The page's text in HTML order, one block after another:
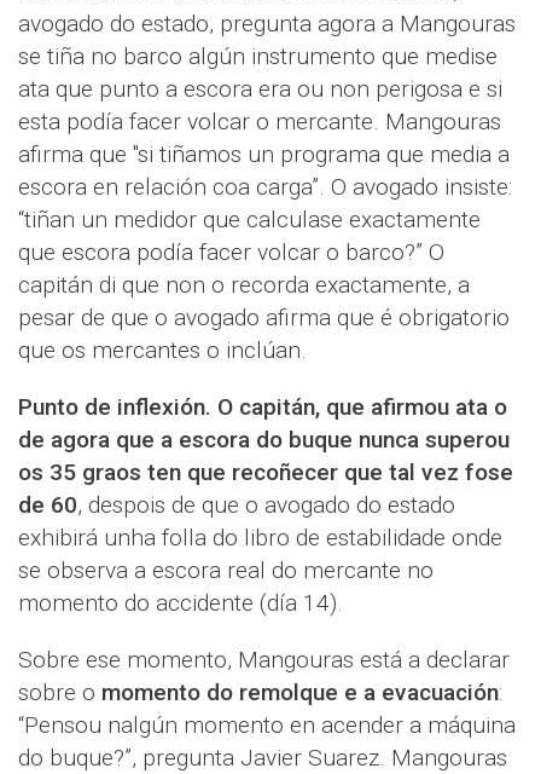
avogado do estado, pregunta agora a Mangouras
se tiña no barco algún instrumento que medise
ata que punto a escora era ou non perigosa e si
esta podía facer volcar o mercante. Mangouras
afirma que "si tiñamos un programa que media a
escora en relación coa carga”. O avogado insiste:
“tiñan un medidor que calculase exactamente
que escora podía facer volcar o barco?” O
capitán di que non o recorda exactamente, a
pesar de que o avogado afirma que é obrigatorio
que os mercantes o inclúan.
Punto de inflexión. O capitán, que afirmou ata o
de agora que a escora do buque nunca superou
os 35 graos ten que recoñecer que tal vez fose
de 60, despois de que o avogado do estado
exhibirá unha folla do libro de estabilidade onde
se observa a escora real do mercante no
momento do accidente (día 14).
Sobre ese momento, Mangouras está a declarar
sobre o momento do remolque e a evacuación:
“Pensou nalgún momento en acender a máquina
do buque?”, pregunta Javier Suarez. Mangouras